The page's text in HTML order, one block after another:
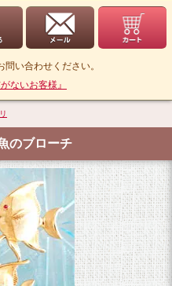
い合わせください。
ないお客様』
のブローチ